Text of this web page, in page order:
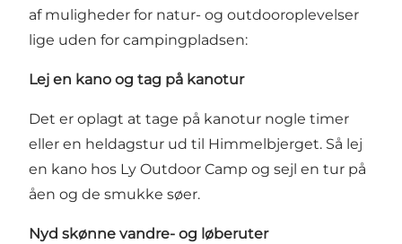
af muligheder for natur- og outdooroplevelser
lige uden for campingpladsen:
Lej en kano og tag på kanotur
Det er oplagt at tage på kanotur nogle timer
eller en heldagstur ud til Himmelbjerget. Så lej
en kano hos Ly Outdoor Camp og sejl en tur på
åen og de smukke søer.
Nyd skønne vandre- og løberuter